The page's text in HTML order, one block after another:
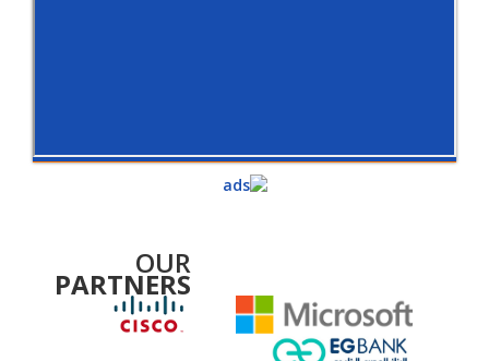
OUR
PARTNERS